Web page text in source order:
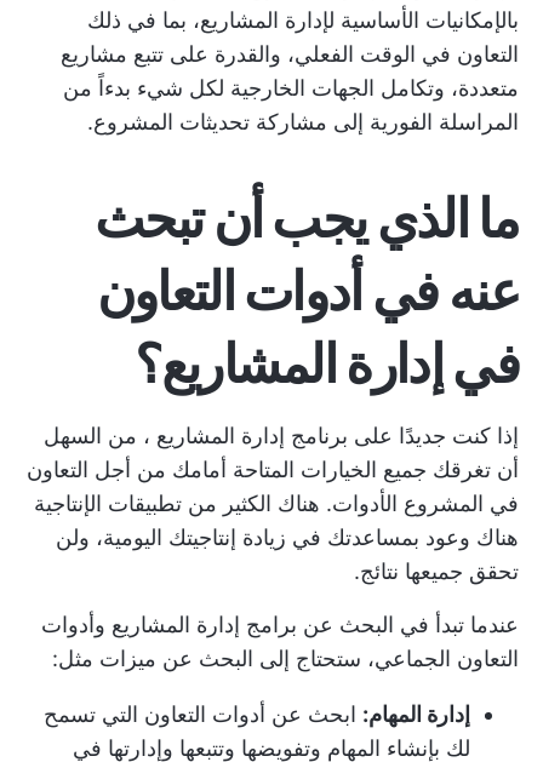
بالإمكانيات الأساسية لإدارة المشاريع، بما في ذلك
التعاون في الوقت الفعلي، والقدرة على تتبع مشاريع
متعددة، وتكامل الجهات الخارجية لكل شيء بدءاً من
المراسلة الفورية إلى مشاركة تحديثات المشروع.
ما الذي يجب أن تبحث
عنه في أدوات التعاون
في إدارة المشاريع؟
إذا كنت جديدًا على برنامج إدارة المشاريع ، من السهل
أن تغرقك جميع الخيارات المتاحة أمامك من أجل التعاون
في المشروع الأدوات. هناك الكثير من تطبيقات الإنتاجية
هناك وعود بمساعدتك في زيادة إنتاجيتك اليومية، ولن
تحقق جميعها نتائج.
عندما تبدأ في البحث عن برامج إدارة المشاريع وأدوات
التعاون الجماعي، ستحتاج إلى البحث عن ميزات مثل:
إدارة المهام: ابحث عن أدوات التعاون التي تسمح
لك بإنشاء المهام وتفويضها وتتبعها وإدارتها في